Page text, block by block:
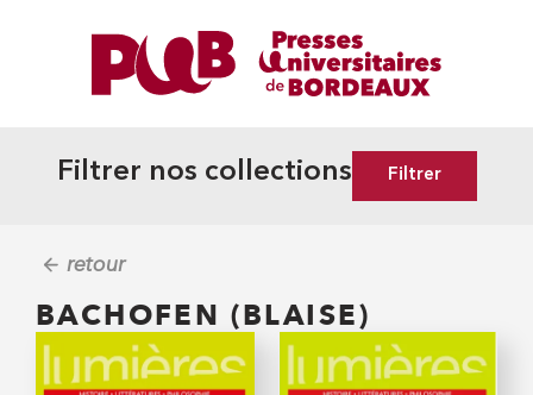
Filtrer nos collections Filtrer
retour
BACHOFEN (BLAISE)